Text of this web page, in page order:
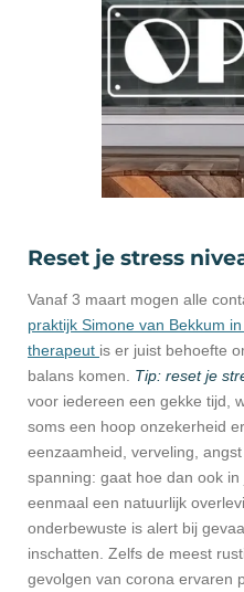
Reset je stress
Vanaf 3 maart mogen alle
praktijk Simone van Bekkum
therapeut is er juist behoefte
balans komen.
Tip: reset je
voor iedereen een gekke tijd,
soms een hoop onzekerheid
eenzaamheid, verveling,
spanning: gaat hoe dan ook
eenmaal een natuurlijk
onderbewuste is alert bij
inschatten. Zelfs de meest
gevolgen van corona ervaren